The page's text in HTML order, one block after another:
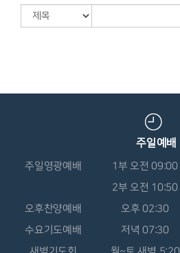
주일예배
주일영광예배 1부 오전 09:00
2부 오전 10:50
오후찬양예배
오후 02:30
수요기도예배
저녁 07:30